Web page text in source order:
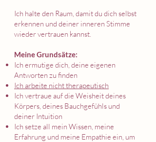
Ich halte den Raum, damit du dich selbst
erkennen und deiner inneren Stimme
wieder vertrauen kannst.
Meine Grundsätze:
Ich ermutige dich, deine eigenen
Antworten zu finden
Ich arbeite nicht therapeutisch
Ich vertraue auf die Weisheit deines
Körpers, deines Bauchgefühls und
deiner Intuition
Ich setze all mein Wissen, meine
Erfahrung und meine Empathie ein, um